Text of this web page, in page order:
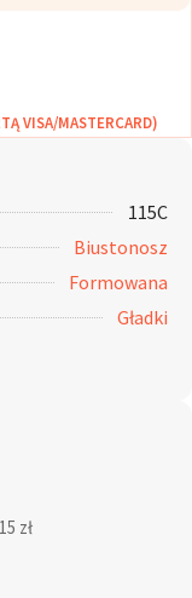
VISA/MASTERCARD)
115C
Biustonosz
Formowana
Gładki
zł